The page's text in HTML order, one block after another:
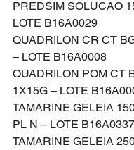
PREDSIM SOLUCAO
LOTE B16A0029
QUADRILON CR CT
– LOTE B16A0008
QUADRILON POM CT
1X15G – LOTE
TAMARINE GELEIA
PL N – LOTE B16A0337
TAMARINE GELEIA